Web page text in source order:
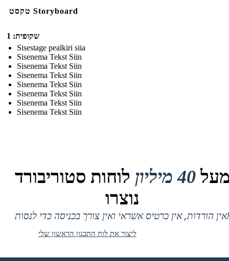
טקסט Storyboard
שקופית: 1
Sisestage pealkiri siia
Sisenema Tekst Siin
Sisenema Tekst Siin
Sisenema Tekst Siin
Sisenema Tekst Siin
Sisenema Tekst Siin
Sisenema Tekst Siin
Sisenema Tekst Siin
40 מיליון
לוחות סטוריבורד
נוצרו
אין הורדות, אין כרטיס אשראי ואין צורך בכניסה כדי לנסות!
ליצור את לוח התכנון הראשון שלי